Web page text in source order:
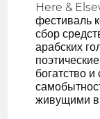
Here &
фестиваль
сбор
арабских
богатство
живущими в